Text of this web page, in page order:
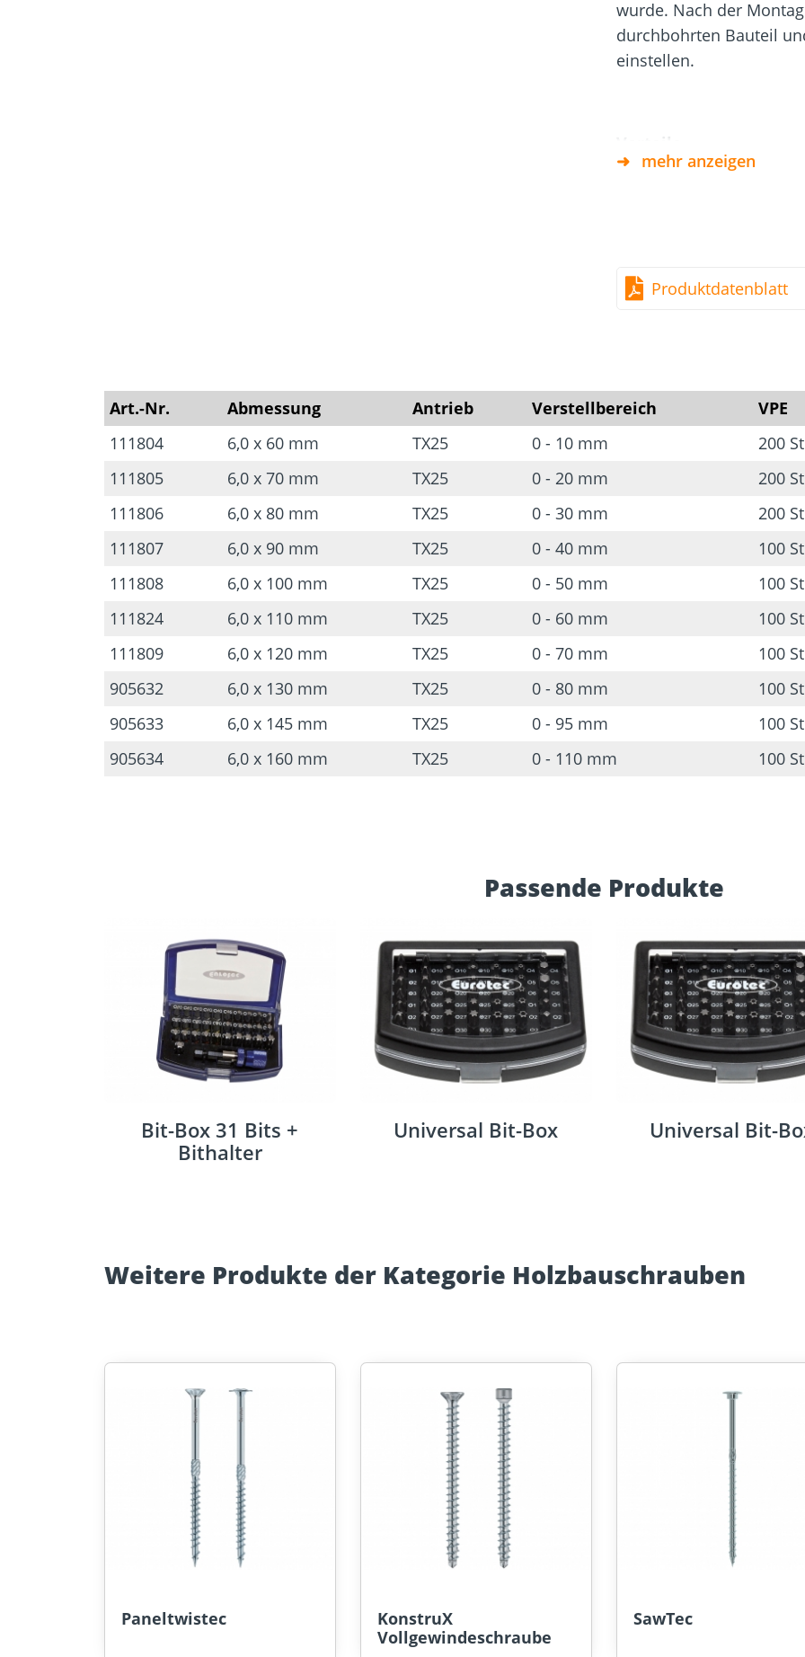
wurde. Nach der
durchbohrten Bauteil
einstellen.
Vorteile
Holz auf Holz
Material
Gehärteter
mehr anzeigen
Produktdatenblatt
Art.-Nr. Abmessung Antrieb Verstellbereich
VPE
111804
6,0 x 60 mm TX25 0 - 10 mm
200
111805
6,0 x 70 mm TX25 0 - 20 mm
200
111806
6,0 x 80 mm TX25 0 - 30 mm
200
111807
6,0 x 90 mm TX25 0 - 40 mm
100
111808
6,0 x 100 mm TX25 0 - 50 mm
100
111824
6,0 x 110 mm TX25 0 - 60 mm
100
111809
6,0 x 120 mm TX25 0 - 70 mm
100
905632
6,0 x 130 mm TX25 0 - 80 mm
100
905633
6,0 x 145 mm TX25 0 - 95 mm
100
905634
6,0 x 160 mm TX25 0 - 110 mm 100
Passende Produkte
Bit-Box 31 Bits +
Bithalter
Universal Bit-Box Universal Bit-
Weitere Produkte der Kategorie Holzbauschrauben
Paneltwistec
KonstruX
Vollgewindeschraube
SawTec